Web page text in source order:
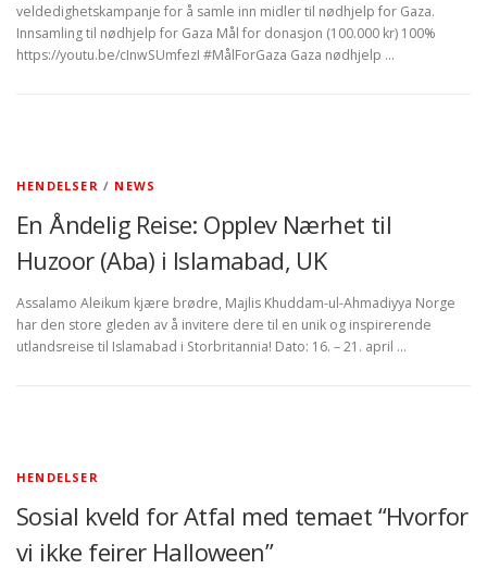
veldedighetskampanje for å samle inn midler til nødhjelp for Gaza.
Innsamling til nødhjelp for Gaza Mål for donasjon (100.000 kr) 100%
https://youtu.be/cInwSUmfezI #MålForGaza Gaza nødhjelp …
HENDELSER / NEWS
En Åndelig Reise: Opplev Nærhet til
Huzoor (Aba) i Islamabad, UK
Assalamo Aleikum kjære brødre, Majlis Khuddam-ul-Ahmadiyya Norge
har den store gleden av å invitere dere til en unik og inspirerende
utlandsreise til Islamabad i Storbritannia! Dato: 16. – 21. april …
HENDELSER
Sosial kveld for Atfal med temaet “Hvorfor
vi ikke feirer Halloween”